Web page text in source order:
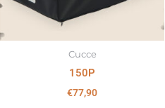
Cucce
150P
€77,90